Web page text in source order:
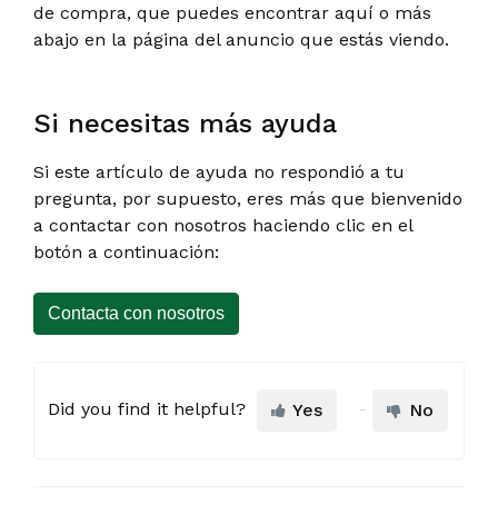
de compra, que puedes encontrar aquí o más
abajo en la página del anuncio que estás viendo.
Si necesitas más ayuda
Si este artículo de ayuda no respondió a tu
pregunta, por supuesto, eres más que bienvenido
a contactar con nosotros haciendo clic en el
botón a continuación:
Contacta con nosotros
Did you find it helpful? Yes No